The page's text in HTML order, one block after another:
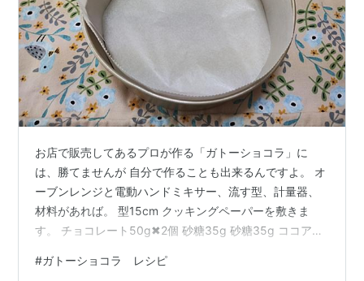
お店で販売してあるプロが作る「ガトーショコラ」に
は、勝てませんが 自分で作ることも出来るんですよ。 オ
ーブンレンジと電動ハンドミキサー、流す型、計量器、
材料があれば。 型15cm クッキングペーパーを敷きま
す。 チョコレート50g✖2個 砂糖35g 砂糖35g ココア
きます。 無塩バター40gを入れます。 水を沸騰させま
#ガトーショコラ レシピ